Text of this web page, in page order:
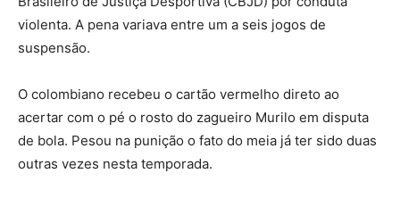
violenta. A pena variava entre um a seis jogos de
suspensão.
O colombiano recebeu o cartão vermelho direto ao
acertar com o pé o rosto do zagueiro Murilo em disputa
de bola. Pesou na punição o fato do meia já ter sido duas
outras vezes nesta temporada.